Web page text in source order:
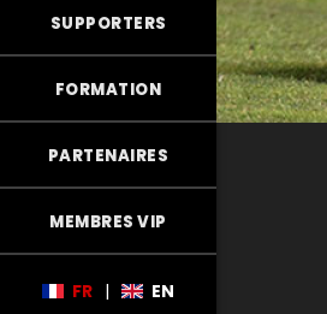
SUPPORTERS
FORMATION
PARTENAIRES
MEMBRES VIP
FR | EN